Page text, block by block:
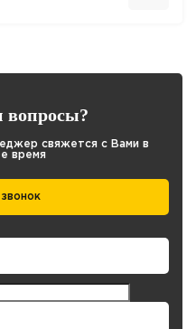
вопросы?
свяжется с Вами в
время